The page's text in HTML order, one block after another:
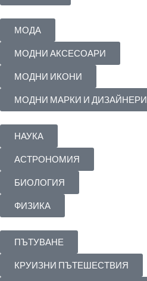
МОДА
МОДНИ АКСЕСОАРИ
МОДНИ ИКОНИ
МОДНИ МАРКИ И ДИЗАЙНЕРИ
НАУКА
АСТРОНОМИЯ
БИОЛОГИЯ
ФИЗИКА
ПЪТУВАНЕ
КРУИЗНИ ПЪТЕШЕСТВИЯ